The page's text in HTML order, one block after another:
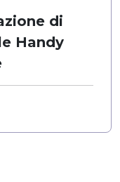
di
Handy